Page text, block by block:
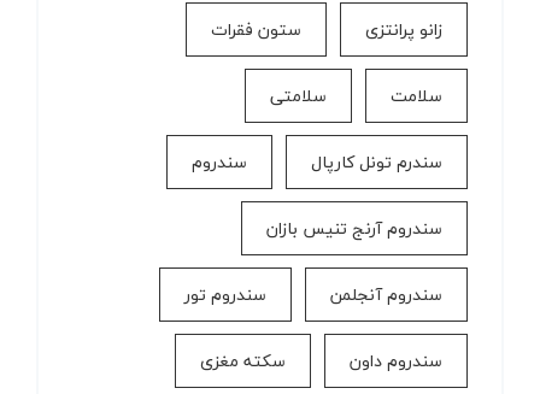
زانو پرانتزی ستون فقرات
سلامت سلامتی
سندرم تونل کارپال سندروم
سندروم آرنج تنیس بازان
سندروم آنجلمن سندروم تور
سندروم داون سکته مغزی